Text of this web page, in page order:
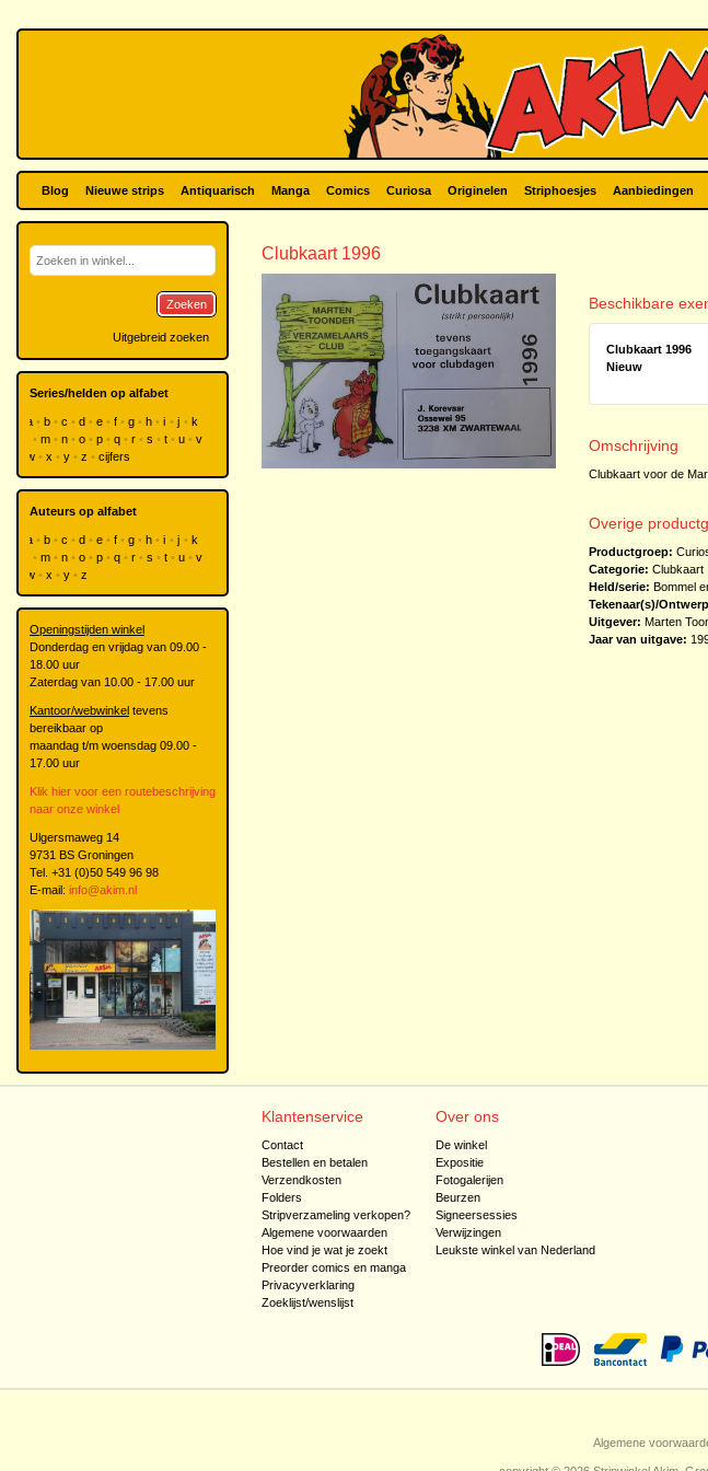
Blog Nieuwe strips Antiquarisch Manga Comics Curiosa Originelen Striphoesjes Aanbiedingen
Clubkaart 1996
Beschikbare
Clubkaart 1996
Nieuw
Omschrijving
Clubkaart voor de
Overige
Productgroep:
Categorie: Clubkaart
Held/serie: Bommel
Tekenaar(s)/
Uitgever: Marten
Jaar van uitgave:
Zoeken
Uitgebreid zoeken
Series/helden op alfabet
a b c d e f g h i j
k
m n o p q r s t u
v
w
x y z cijfers
Auteurs op alfabet
a b c d e f g h i j
k
m n o p q r s t u
v
w
x y z
Openingstijden winkel
Donderdag en vrijdag van 09.00 -
18.00 uur
Zaterdag van 10.00 - 17.00 uur
Kantoor/webwinkel tevens
bereikbaar op
maandag t/m woensdag 09.00 -
17.00 uur
Klik hier voor een routebeschrijving
naar onze winkel
Ulgersmaweg 14
9731 BS Groningen
Tel. +31 (0)50 549 96 98
E-mail: info@akim.nl
Klantenservice
Contact
Bestellen en betalen
Verzendkosten
Folders
Stripverzameling verkopen?
Algemene voorwaarden
Hoe vind je wat je zoekt
Preorder comics en manga
Privacyverklaring
Zoeklijst/wenslijst
Over ons
De winkel
Expositie
Fotogalerijen
Beurzen
Signeersessies
Verwijzingen
Leukste winkel van Nederland
Algemene